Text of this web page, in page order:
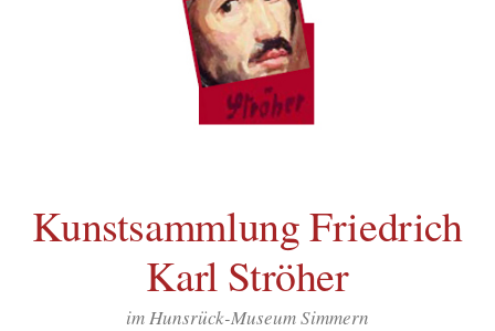
Kunstsammlung Friedrich
Karl Ströher
im Hunsrück-Museum Simmern